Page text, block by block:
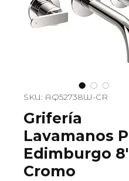
SKU: AQ52738W-CR
Grifería
Lavamanos
Edimburgo
Cromo